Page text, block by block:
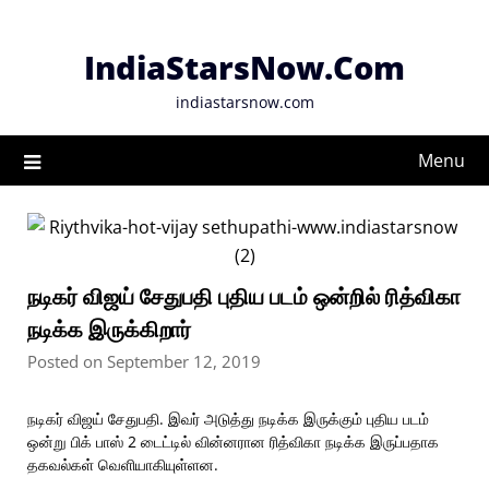
IndiaStarsNow.Com
indiastarsnow.com
Menu
நடிகர் விஜய் சேதுபதி புதிய படம் ஒன்றில் ரித்விகா
நடிக்க இருக்கிறார்
Posted on September 12, 2019
நடிகர் விஜய் சேதுபதி. இவர் அடுத்து நடிக்க இருக்கும் புதிய படம்
ஒன்று பிக் பாஸ் 2 டைட்டில் வின்னரான ரித்விகா நடிக்க இருப்பதாக
தகவல்கள் வெளியாகியுள்ளன.